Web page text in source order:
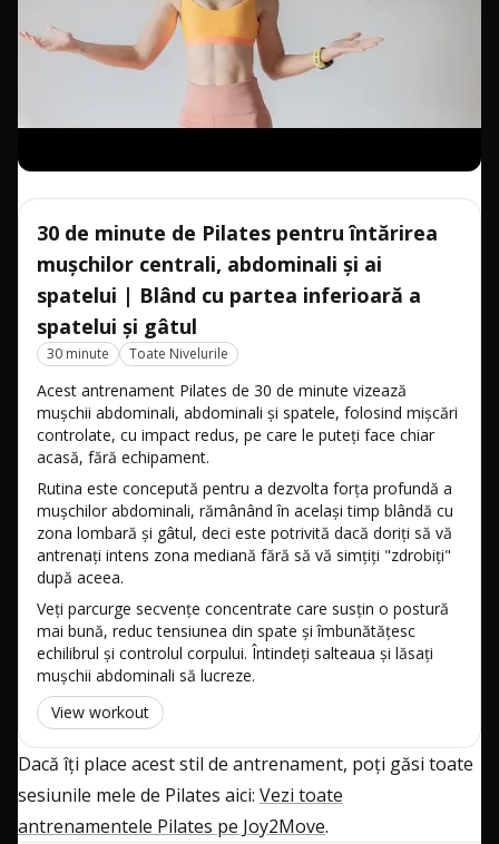
30 de minute de Pilates pentru întărirea
mușchilor centrali, abdominali și ai
spatelui | Blând cu partea inferioară a
spatelui și gâtul
30 minute Toate Nivelurile
Acest antrenament Pilates de 30 de minute vizează
mușchii abdominali, abdominali și spatele, folosind mișcări
controlate, cu impact redus, pe care le puteți face chiar
acasă, fără echipament.
Rutina este concepută pentru a dezvolta forța profundă a
mușchilor abdominali, rămânând în același timp blândă cu
zona lombară și gâtul, deci este potrivită dacă doriți să vă
antrenați intens zona mediană fără să vă simțiți "zdrobiți"
după aceea.
Veți parcurge secvențe concentrate care susțin o postură
mai bună, reduc tensiunea din spate și îmbunătățesc
echilibrul și controlul corpului. Întindeți salteaua și lăsați
mușchii abdominali să lucreze.
View workout
Dacă îți place acest stil de antrenament, poți găsi toate
sesiunile mele de Pilates aici: Vezi toate
antrenamentele Pilates pe Joy2Move.